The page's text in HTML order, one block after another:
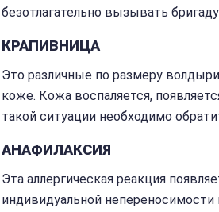
безотлагательно вызывать
КРАПИВНИЦА
Это различные по размеру
коже. Кожа воспаляется,
такой ситуации необходимо
АНАФИЛАКСИЯ
Эта аллергическая реакция
индивидуальной